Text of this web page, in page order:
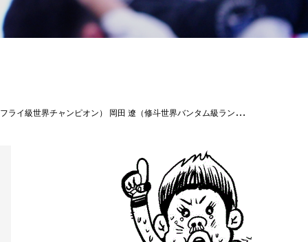
千葉ネットワーク、Theパラエストラ沖縄、良い一年を祈願して来年に向けて頑張ろう！ #パラエストラ #沖縄 #那覇 #与儀 #MMA #shooto #コザ #総合格闘技 #修斗 #キックボクシング #柔術 #jiujitsu #ダイエット